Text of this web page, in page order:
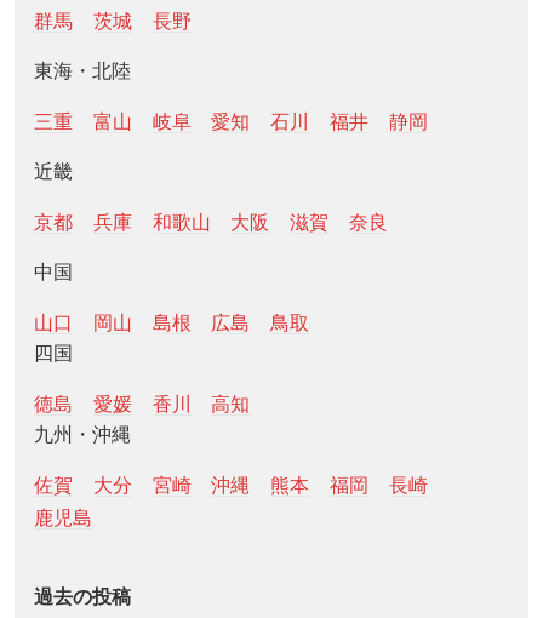
群馬
茨城 長野
東海・北陸
三重 富山 岐阜 愛知 石川 福井 静岡
近畿
京都 兵庫 和歌山 大阪 滋賀 奈良
中国
山口 岡山 島根 広島
鳥取
四国
徳島 愛媛 香川
高知
九州・沖縄
佐賀 大分 宮崎 沖縄 熊本 福岡
長崎
鹿児島
過去の投稿